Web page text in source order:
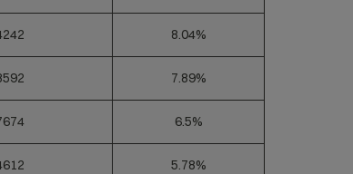
8.04%
7.89%
6.5%
5.78%